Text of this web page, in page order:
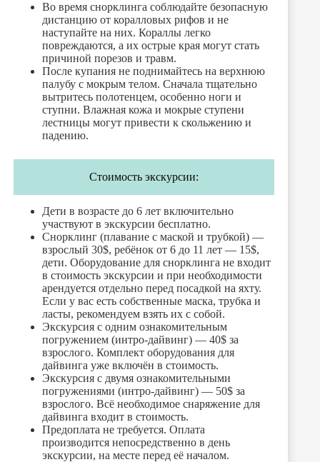
Во время снорклинга соблюдайте безопасную
дистанцию от коралловых рифов и не
наступайте на них. Кораллы легко
повреждаются, а их острые края могут стать
причиной порезов и травм.
После купания не поднимайтесь на верхнюю
палубу с мокрым телом. Сначала тщательно
вытритесь полотенцем, особенно ноги и
ступни. Влажная кожа и мокрые ступени
лестницы могут привести к скольжению и
падению.
Стоимость экскурсии:
Дети в возрасте до 6 лет включительно
участвуют в экскурсии бесплатно.
Снорклинг (плавание с маской и трубкой) —
взрослый 30$, ребёнок от 6 до 11 лет — 15$,
дети. Оборудование для снорклинга не входит
в стоимость экскурсии и при необходимости
арендуется отдельно перед посадкой на яхту.
Если у вас есть собственные маска, трубка и
ласты, рекомендуем взять их с собой.
Экскурсия с одним ознакомительным
погружением (интро-дайвинг) — 40$ за
взрослого. Комплект оборудования для
дайвинга уже включён в стоимость.
Экскурсия с двумя ознакомительными
погружениями (интро-дайвинг) — 50$ за
взрослого. Всё необходимое снаряжение для
дайвинга входит в стоимость.
Предоплата не требуется. Оплата
производится непосредственно в день
экскурсии, на месте перед её началом.